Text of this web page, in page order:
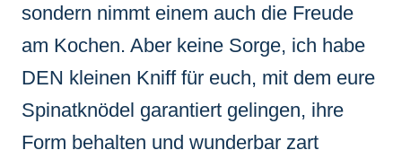
sondern nimmt einem auch die Freude
am Kochen. Aber keine Sorge, ich habe
DEN kleinen Kniff für euch, mit dem eure
Spinatknödel garantiert gelingen, ihre
Form behalten und wunderbar zart